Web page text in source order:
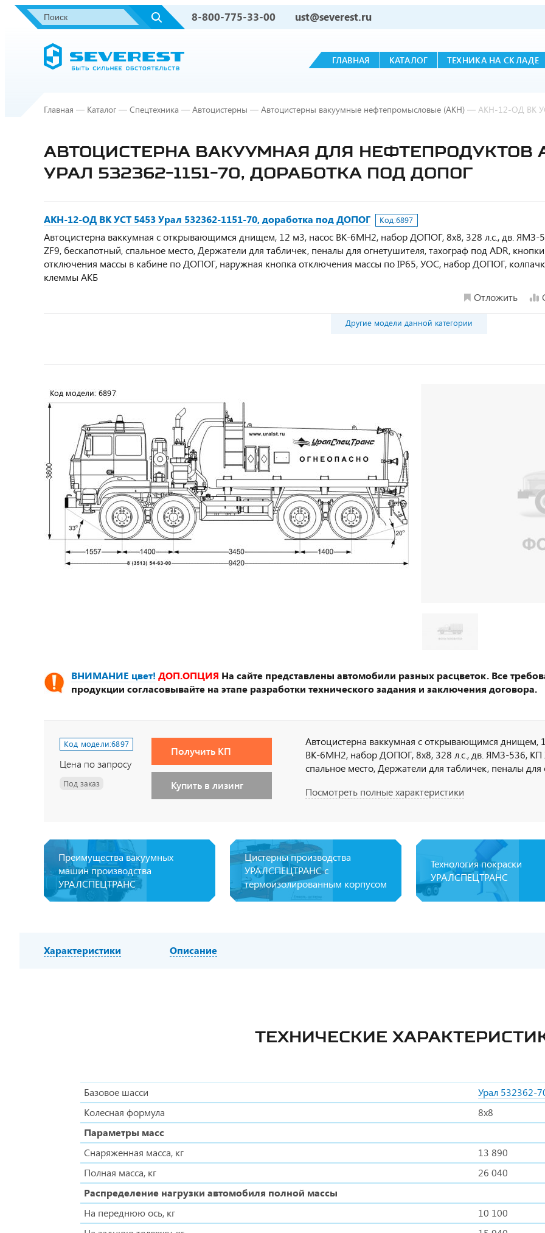
8-800-775-33-00 ust@severest.ru
ГЛАВНАЯ КАТАЛОГ ТЕХНИКА НА СКЛАДЕ
Главная — Каталог — Спецтехника — Автоцистерны — Автоцистерны вакуумные нефтепромысловые (АКН) — АКН-12-ОД ВК
АВТОЦИСТЕРНА ВАКУУМНАЯ ДЛЯ НЕФТЕПРОДУКТОВ
УРАЛ 532362-1151-70, ДОРАБОТКА ПОД ДОПОГ
АКН-12-ОД ВК УСТ 5453 Урал 532362-1151-70, доработка под ДОПОГ Код:6897
Автоцистерна ваккумная с открывающимся днищем, 12 м3, насос ВК-6МН2, набор ДОПОГ, 8х8, 328 л.с., дв. ЯМЗ-
ZF9, бескапотный, спальное место, Держатели для табличек, пеналы для огнетушителя, тахограф под ADR, кнопки
отключения массы в кабине по ДОПОГ, наружная кнопка отключения массы по IP65, УОС, набор ДОПОГ,
клеммы АКБ
Отложить
Другие модели данной категории
ВНИМАНИЕ цвет! ДОП.ОПЦИЯ На сайте представлены автомобили разных расцветок. Все
продукции согласовывайте на этапе разработки технического задания и заключения договора.
Код модели:6897
Цена по запросу
Под заказ
Получить КП
Купить в лизинг
Автоцистерна ваккумная с открывающимся днищем,
ВК-6МН2, набор ДОПОГ, 8х8, 328 л.с., дв. ЯМЗ-536, КП
спальное место, Держатели для табличек, пеналы для
наружная кнопка отключения массы по IP65, УОС,
Посмотреть полные характеристики
Преимущества вакуумных
машин производства
УРАЛСПЕЦТРАНС
Цистерны производства
УРАЛСПЕЦТРАНС с
термоизолированным корпусом
Технология покраски
УРАЛСПЕЦТРАНС
Характеристики Описание
ТЕХНИЧЕСКИЕ
Базовое шасси
Урал 532362-
Колесная формула
8х8
Параметры масс
Снаряженная масса, кг
13 890
Полная масса, кг
26 040
Распределение нагрузки автомобиля полной массы
На переднюю ось, кг
10 100